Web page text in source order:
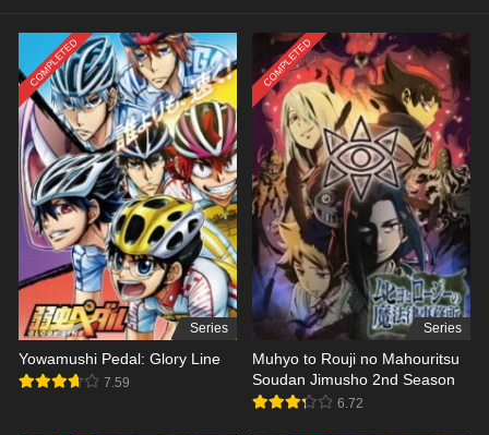
COMPLETED
Series
Yowamushi Pedal: Glory Line
7.59
COMPLETED
Series
Muhyo to Rouji no Mahouritsu
Soudan Jimusho 2nd Season
6.72